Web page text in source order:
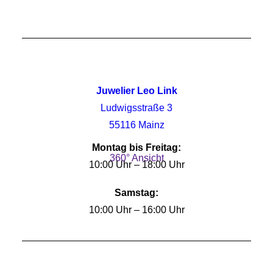
Juwelier Leo Link
Ludwigsstraße 3
55116 Mainz
Montag bis Freitag:
10:00 Uhr – 18:00 Uhr
Samstag:
10:00 Uhr – 16:00 Uhr
360° Ansicht